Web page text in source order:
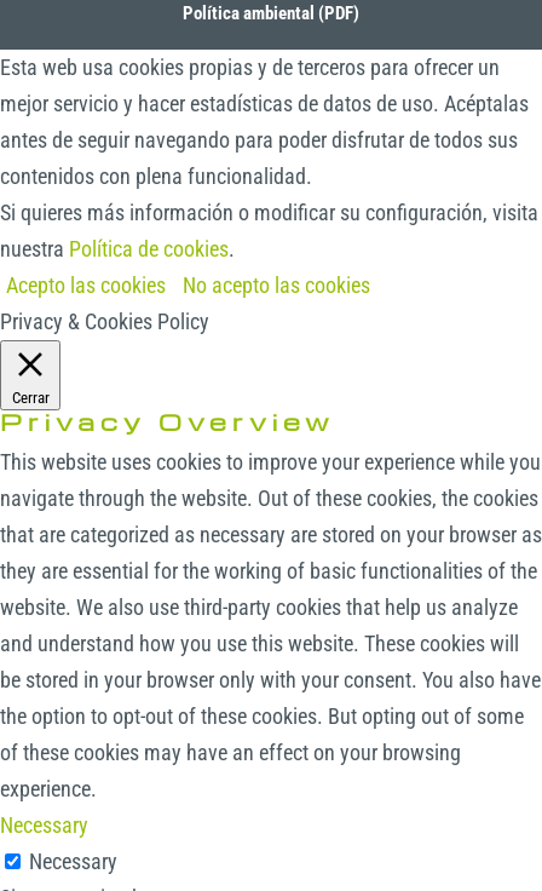
Política ambiental (PDF)
Esta web usa cookies propias y de terceros para ofrecer un
mejor servicio y hacer estadísticas de datos de uso. Acéptalas
antes de seguir navegando para poder disfrutar de todos sus
contenidos con plena funcionalidad.
Si quieres más información o modificar su configuración, visita
nuestra Política de cookies.
Acepto las cookies
No acepto las cookies
Privacy & Cookies Policy
Cerrar
Privacy Overview
This website uses cookies to improve your experience while you
navigate through the website. Out of these cookies, the cookies
that are categorized as necessary are stored on your browser as
they are essential for the working of basic functionalities of the
website. We also use third-party cookies that help us analyze
and understand how you use this website. These cookies will
be stored in your browser only with your consent. You also have
the option to opt-out of these cookies. But opting out of some
of these cookies may have an effect on your browsing
experience.
Necessary
Necessary